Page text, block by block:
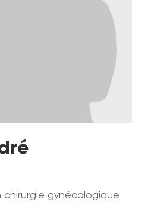
chirurgie gynécologique